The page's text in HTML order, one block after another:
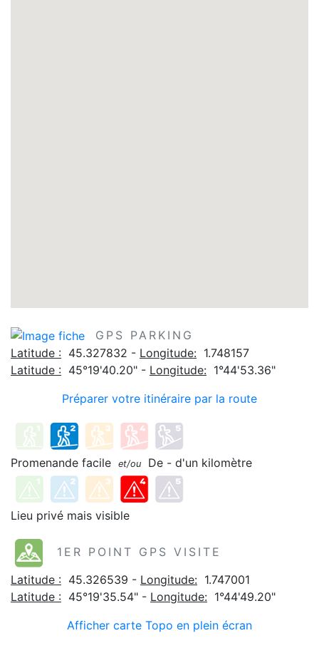
GPS PARKING
Latitude : 45.327832 - Longitude: 1.748157
Latitude : 45°19'40.20" - Longitude: 1°44'53.36"
Préparer votre itinéraire par la route
Promenande facile et/ou De - d'un kilomètre
Lieu privé mais visible
1ER POINT GPS VISITE
Latitude : 45.326539 - Longitude: 1.747001
Latitude : 45°19'35.54" - Longitude: 1°44'49.20"
Afficher carte Topo en plein écran